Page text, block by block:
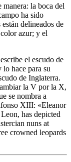
manera: la boca del
ha sido
delineados de
azur; y el
el escudo de
hace para su
de Inglaterra.
la V por la X,
se nombra a
XIII: «Eleanor
has depicted
nuns at
crowned leopards